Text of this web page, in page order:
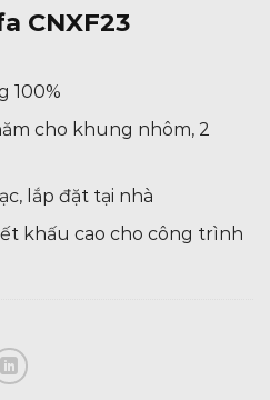
CNXF23
100%
cho khung nhôm, 2
lắp đặt tại nhà
khấu cao cho công trình